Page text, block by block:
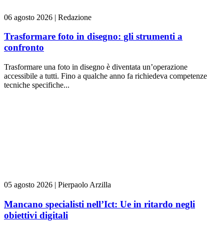
06 agosto 2026 | Redazione
Trasformare foto in disegno: gli strumenti a
confronto
Trasformare una foto in disegno è diventata un’operazione
accessibile a tutti. Fino a qualche anno fa richiedeva competenze
tecniche specifiche...
05 agosto 2026 | Pierpaolo Arzilla
Mancano specialisti nell’Ict: Ue in ritardo negli
obiettivi digitali